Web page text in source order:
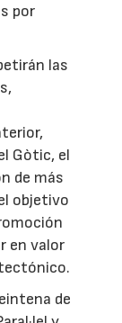
por
las
Gòtic, el
de más
objetivo
en valor
de